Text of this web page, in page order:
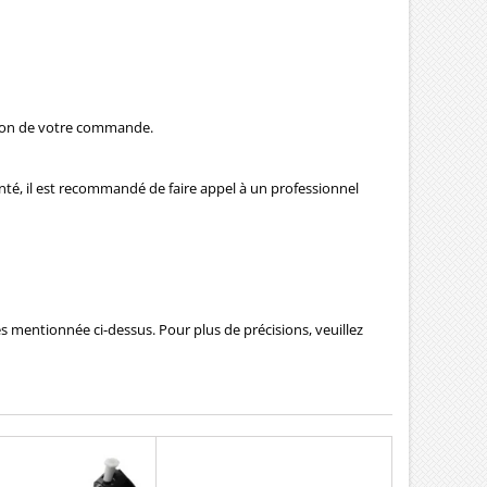
de votre commande.
il est recommandé de faire appel à un professionnel
ci-dessus. Pour plus de précisions, veuillez